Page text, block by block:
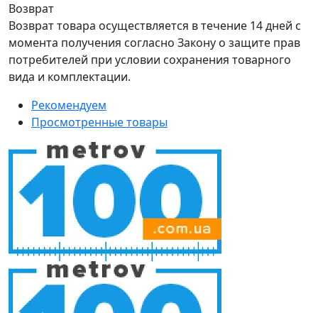
Возврат
Возврат товара осуществляется в течение 14 дней с
момента получения согласно Закону о защите прав
потребителей при условии сохранения товарного
вида и комплектации.
Рекомендуем
Просмотренные товары